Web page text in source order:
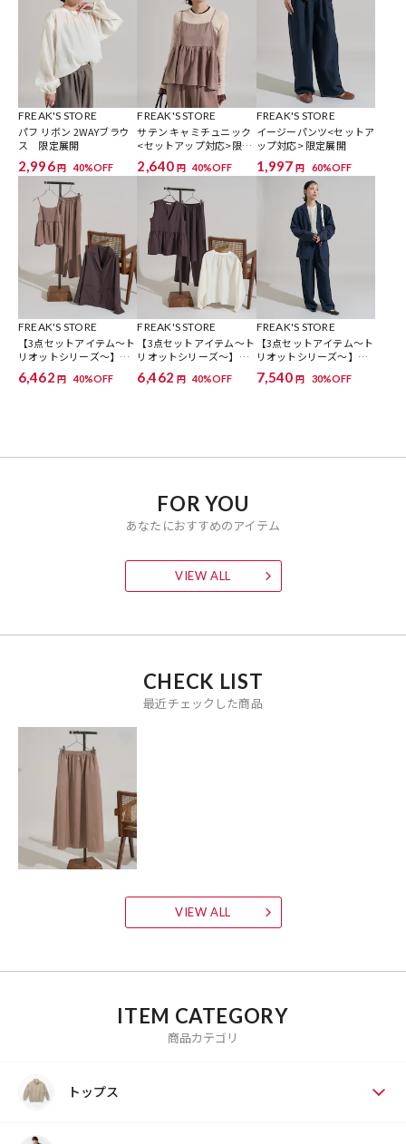
FREAK'S STORE
パフ リボン 2WAYブラウ
ス 限定展開
2,996円 40%OFF
FREAK'S STORE
サテン キャミチュニック
<セットアップ対応>限定
展開
2,640 円 40%OFF
FREAK'S STORE
イージーパンツ<セットア
ップ対応> 限定展開
1,997 円 60%OFF
FREAK'S STORE
【3点セットアイテム～ト
リオットシリーズ～】ビ
スチェ セットアップ ジャ
ケット セット 限定展開
6,462 円 40%OFF
FREAK'S STORE
【3点セットアイテム～ト
リオットシリーズ～】ペ
プラムベスト 3ピースセ
ット 限定展開
6,462 円 40%OFF
FREAK'S STORE
【3点セットアイテム～ト
リオットシリーズ～】ジ
ャケット セットアップ ブ
ラウスセット 限定展開
7,540 円 30%OFF
FOR YOU
あなたにおすすめのアイテム
VIEW ALL
CHECK LIST
最近チェックした商品
VIEW ALL
ITEM CATEGORY
商品カテゴリ
トップス